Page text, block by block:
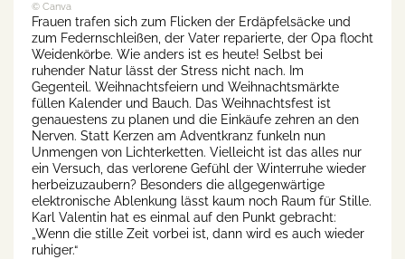
© Canva
Frauen trafen sich zum Flicken der Erdäpfelsäcke und
zum Federnschleißen, der Vater reparierte, der Opa flocht
Weidenkörbe. Wie anders ist es heute! Selbst bei
ruhender Natur lässt der Stress nicht nach. Im
Gegenteil. Weihnachtsfeiern und Weihnachtsmärkte
füllen Kalender und Bauch. Das Weihnachtsfest ist
genauestens zu planen und die Einkäufe zehren an den
Nerven. Statt Kerzen am Adventkranz funkeln nun
Unmengen von Lichterketten. Vielleicht ist das alles nur
ein Versuch, das verlorene Gefühl der Winterruhe wieder
herbeizuzaubern? Besonders die allgegenwärtige
elektronische Ablenkung lässt kaum noch Raum für Stille.
Karl Valentin hat es einmal auf den Punkt gebracht:
„Wenn die stille Zeit vorbei ist, dann wird es auch wieder
ruhiger.“